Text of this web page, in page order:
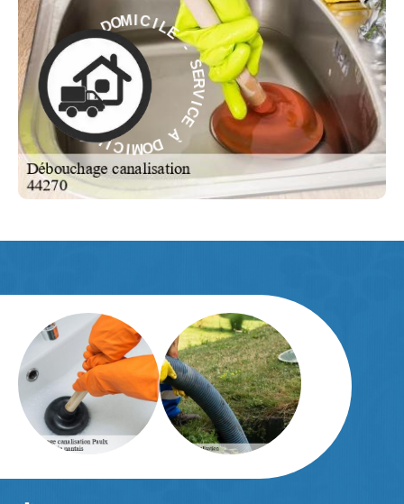
S
E
R
V
I
E
À
DO
MICIL E -
S
E
R
V
I
C
E
À
D
O
M
I
C
I
L
E
-